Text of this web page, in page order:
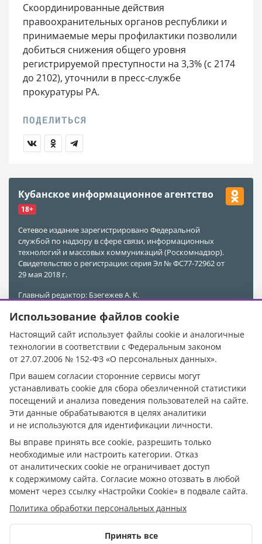
Скоординированные действия
правоохранительных органов республики и
принимаемые меры профилактики позволили
добиться снижения общего уровня
регистрируемой преступности на 3,3% (с 2174
до 2102), уточнили в пресс-службе
прокуратуры РА.
Кубанское информационное агентство
18+
Сетевое издание зарегистрировано Федеральной
службой по надзору в сфере связи, информационных
технологий и массовых коммуникаций (Роскомнадзор).
Свидетельство о регистрации: серия Эл № ФС77-72962 от
29 мая 2018 г.
Главный редактор: Бзегежев А. К.
Адрес редакции: 385011, Республика Адыгея, г. Майкоп,
Электронная почта редакции:kubinfo@bk.ru
Телефон редакции:+7 988 478-05-89
Телефон/Факс редакции:+7 (8772) 555-969
При цитировании материалов ссылка на источник
обязательна.
Исключительные права на материалы, размещённые в
сетевом издании https://кубанское.рф/, в соответствии с
результатов интеллектуальной деятельности
принадлежат ООО «АиФ - Адыгея».
Допускается цитирование материалов без получения
предварительного согласия с редакцией сетевого
обязательной ссылки на https://кубанское.рф/. Для
открытой для поисковых систем гиперссылки на
Использование файлов cookie
Настоящий сайт использует файлы cookie и аналогичные
технологии в соответствии с Федеральным законом
от 27.07.2006 № 152-ФЗ «О персональных данных».
При вашем согласии сторонние сервисы могут
устанавливать cookie для сбора обезличенной статистики
посещений и анализа поведения пользователей на сайте.
Эти данные обрабатываются в целях аналитики
и не используются для идентификации личности.
Вы вправе принять все cookie, разрешить только
необходимые или настроить категории. Отказ
от аналитических cookie не ограничивает доступ
к содержимому сайта. Согласие можно отозвать в любой
момент через ссылку «Настройки Cookie» в подвале сайта.
Политика обработки персональных данных
Принять все